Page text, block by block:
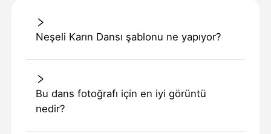
Neşeli Karın Dansı şablonu ne yapıyor?
Bu dans fotoğrafı için en iyi görüntü
nedir?